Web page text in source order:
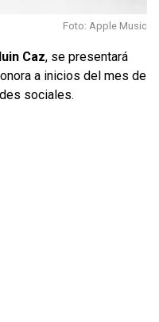
Foto: Apple Music
Caz, se presentará
a inicios del mes de
sociales.